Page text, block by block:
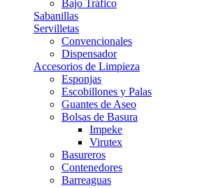
Bajo Tráfico
Sabanillas
Servilletas
Convencionales
Dispensador
Accesorios de Limpieza
Esponjas
Escobillones y Palas
Guantes de Aseo
Bolsas de Basura
Impeke
Virutex
Basureros
Contenedores
Barreaguas